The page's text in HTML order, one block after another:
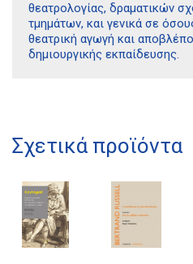
θεατρολογίας, δραματικών
τμημάτων, και γενικά σε
θεατρική αγωγή και
δημιουργικής εκπαίδευσης.
Σχετικά προϊόντα
21